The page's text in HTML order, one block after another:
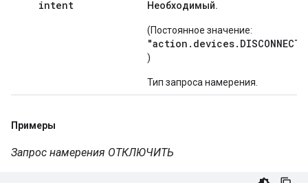
intent Необходимый.
(Постоянное значение:
"action.devices.DISCONNECT"
)
Тип запроса намерения.
Примеры
Запрос намерения ОТКЛЮЧИТЬ